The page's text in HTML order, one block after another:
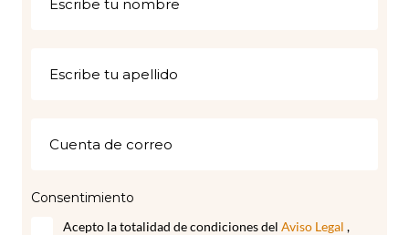
Consentimiento
Acepto la totalidad de condiciones del Aviso Legal ,